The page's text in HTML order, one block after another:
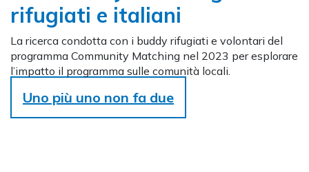
rifugiati e italiani
La ricerca condotta con i buddy rifugiati e volontari del
programma Community Matching nel 2023 per esplorare
l’impatto il programma sulle comunità locali.
Uno più uno non fa due